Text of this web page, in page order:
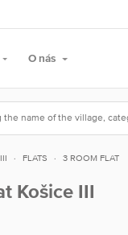
O nás
FLATS 3 ROOM FLAT
Košice III